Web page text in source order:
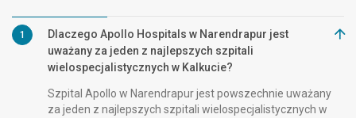
1
Dlaczego Apollo Hospitals w Narendrapur jest
uważany za jeden z najlepszych szpitali
wielospecjalistycznych w Kalkucie?
Szpital Apollo w Narendrapur jest powszechnie uważany
za jeden z najlepszych szpitali wielospecjalistycznych w